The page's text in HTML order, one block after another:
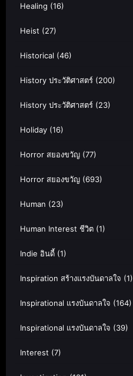
Healing (16)
Heist (27)
Historical (46)
History ประวัติศาสตร์ (200)
History ประวัติศาสตร์ (23)
Holiday (16)
Horror สยองขวัญ (77)
Horror สยองขวัญ (693)
Human (23)
Human Interest ชีวิต (1)
Indie อินดี้ (1)
Inspiration สร้างแรงบันดาลใจ (1)
Inspirational แรงบันดาลใจ (164)
Inspirational แรงบันดาลใจ (39)
Interest (7)